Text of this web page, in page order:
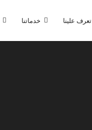
خدماتنا تعرف علينا